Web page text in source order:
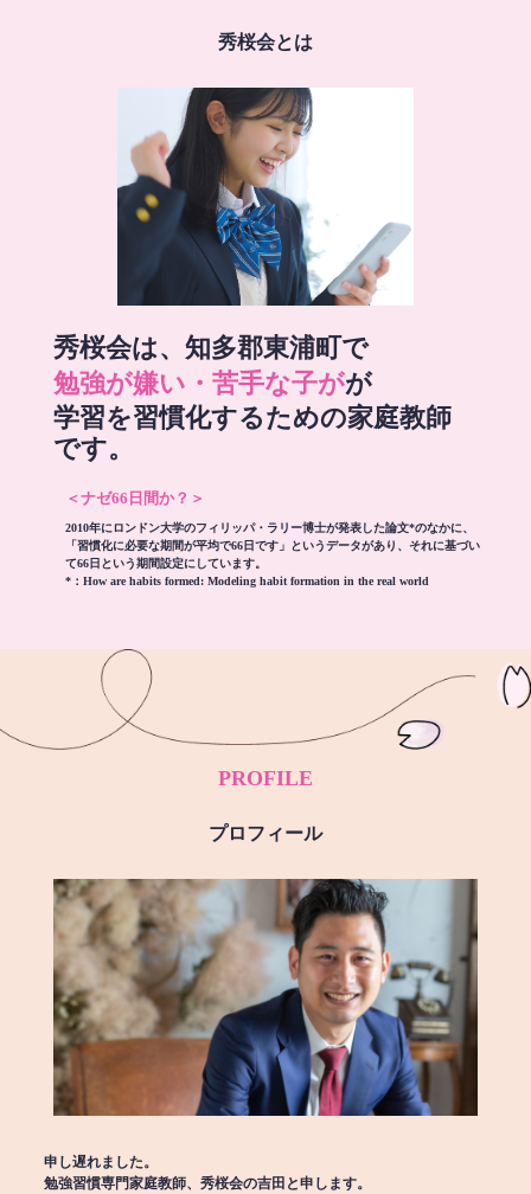
秀桜会とは
秀桜会は、知多郡東浦町で
勉強が嫌い・苦手な子がが
学習を習慣化するための家庭教師
です。
＜ナゼ66日間か？＞
2010年にロンドン大学のフィリッパ・ラリー博士が発表した論文*のなかに、
「習慣化に必要な期間が平均で66日です」というデータがあり、それに基づい
て66日という期間設定にしています。
*： How are habits formed: Modeling habit formation in the real world
PROFILE
プロフィール
申し遅れました。
勉強習慣専門家庭教師、秀桜会の吉田と申します。